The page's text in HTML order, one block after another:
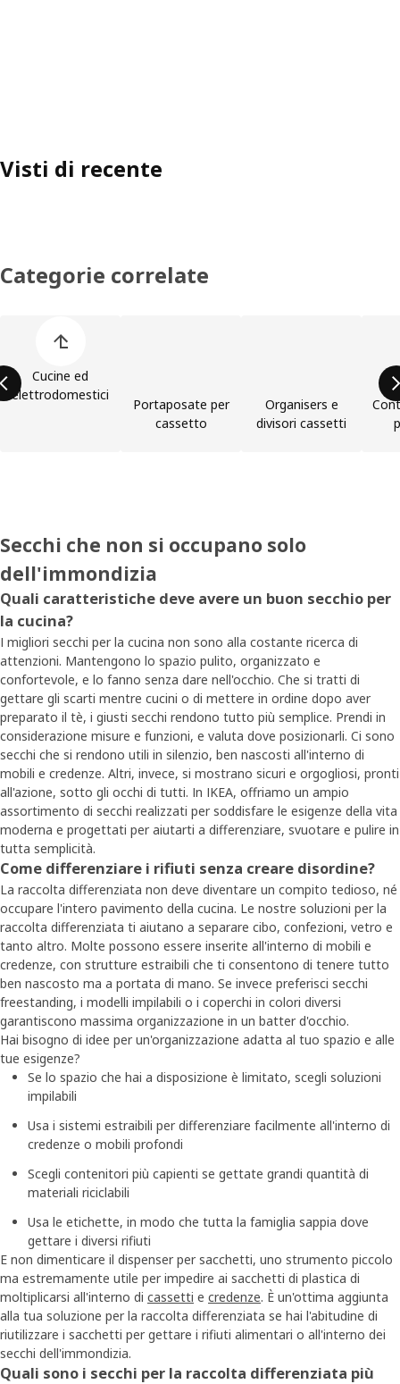
Visti di recente
Categorie correlate
Cucine ed
elettrodomestici
Portaposate per
cassetto
Organisers e
divisori cassetti
Secchi che non si occupano solo
dell'immondizia
Quali caratteristiche deve avere un buon secchio per
la cucina?
I migliori secchi per la cucina non sono alla costante ricerca di
attenzioni. Mantengono lo spazio pulito, organizzato e
confortevole, e lo fanno senza dare nell'occhio. Che si tratti di
gettare gli scarti mentre cucini o di mettere in ordine dopo aver
preparato il tè, i giusti secchi rendono tutto più semplice. Prendi in
considerazione misure e funzioni, e valuta dove posizionarli. Ci sono
secchi che si rendono utili in silenzio, ben nascosti all'interno di
mobili e credenze. Altri, invece, si mostrano sicuri e orgogliosi, pronti
all'azione, sotto gli occhi di tutti. In IKEA, offriamo un ampio
assortimento di secchi realizzati per soddisfare le esigenze della vita
moderna e progettati per aiutarti a differenziare, svuotare e pulire in
tutta semplicità.
Come differenziare i rifiuti senza creare disordine?
La raccolta differenziata non deve diventare un compito tedioso, né
occupare l'intero pavimento della cucina. Le nostre soluzioni per la
raccolta differenziata ti aiutano a separare cibo, confezioni, vetro e
tanto altro. Molte possono essere inserite all'interno di mobili e
credenze, con strutture estraibili che ti consentono di tenere tutto
ben nascosto ma a portata di mano. Se invece preferisci secchi
freestanding, i modelli impilabili o i coperchi in colori diversi
garantiscono massima organizzazione in un batter d'occhio.
Hai bisogno di idee per un'organizzazione adatta al tuo spazio e alle
tue esigenze?
Se lo spazio che hai a disposizione è limitato, scegli soluzioni
impilabili
Usa i sistemi estraibili per differenziare facilmente all'interno di
credenze o mobili profondi
Scegli contenitori più capienti se gettate grandi quantità di
materiali riciclabili
Usa le etichette, in modo che tutta la famiglia sappia dove
gettare i diversi rifiuti
E non dimenticare il dispenser per sacchetti, uno strumento piccolo
ma estremamente utile per impedire ai sacchetti di plastica di
moltiplicarsi all'interno di cassetti e credenze. È un'ottima aggiunta
alla tua soluzione per la raccolta differenziata se hai l'abitudine di
riutilizzare i sacchetti per gettare i rifiuti alimentari o all'interno dei
secchi dell'immondizia.
Quali sono i secchi per la raccolta differenziata più